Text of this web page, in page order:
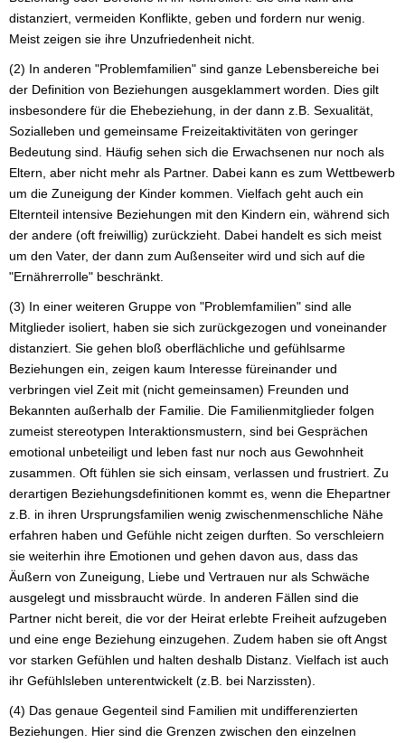
distanziert, vermeiden Konflikte, geben und fordern nur wenig.
Meist zeigen sie ihre Unzufriedenheit nicht.
(2) In anderen "Problemfamilien" sind ganze Lebensbereiche bei
der Definition von Beziehungen ausgeklammert worden. Dies gilt
insbesondere für die Ehebeziehung, in der dann z.B. Sexualität,
Sozialleben und gemeinsame Freizeitaktivitäten von geringer
Bedeutung sind. Häufig sehen sich die Erwachsenen nur noch als
Eltern, aber nicht mehr als Partner. Dabei kann es zum Wettbewerb
um die Zuneigung der Kinder kommen. Vielfach geht auch ein
Elternteil intensive Beziehungen mit den Kindern ein, während sich
der andere (oft freiwillig) zurückzieht. Dabei handelt es sich meist
um den Vater, der dann zum Außenseiter wird und sich auf die
"Ernährerrolle" beschränkt.
(3) In einer weiteren Gruppe von "Problemfamilien" sind alle
Mitglieder isoliert, haben sie sich zurückgezogen und voneinander
distanziert. Sie gehen bloß oberflächliche und gefühlsarme
Beziehungen ein, zeigen kaum Interesse füreinander und
verbringen viel Zeit mit (nicht gemeinsamen) Freunden und
Bekannten außerhalb der Familie. Die Familienmitglieder folgen
zumeist stereotypen Interaktionsmustern, sind bei Gesprächen
emotional unbeteiligt und leben fast nur noch aus Gewohnheit
zusammen. Oft fühlen sie sich einsam, verlassen und frustriert. Zu
derartigen Beziehungsdefinitionen kommt es, wenn die Ehepartner
z.B. in ihren Ursprungsfamilien wenig zwischenmenschliche Nähe
erfahren haben und Gefühle nicht zeigen durften. So verschleiern
sie weiterhin ihre Emotionen und gehen davon aus, dass das
Äußern von Zuneigung, Liebe und Vertrauen nur als Schwäche
ausgelegt und missbraucht würde. In anderen Fällen sind die
Partner nicht bereit, die vor der Heirat erlebte Freiheit aufzugeben
und eine enge Beziehung einzugehen. Zudem haben sie oft Angst
vor starken Gefühlen und halten deshalb Distanz. Vielfach ist auch
ihr Gefühlsleben unterentwickelt (z.B. bei Narzissten).
(4) Das genaue Gegenteil sind Familien mit undifferenzierten
Beziehungen. Hier sind die Grenzen zwischen den einzelnen